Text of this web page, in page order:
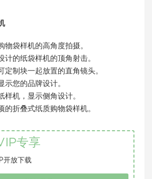
物袋样机的高角度拍摄。
计的纸袋样机的顶角射击。
定制块一起放置的直角镜头。
示您的品牌设计。
样机，显示侧角设计。
的折叠式纸质购物袋样机。
专享
开放下载